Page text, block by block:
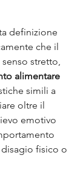
definizione
che il
stretto,
alimentare
simili a
oltre il
emotivo
fisico o